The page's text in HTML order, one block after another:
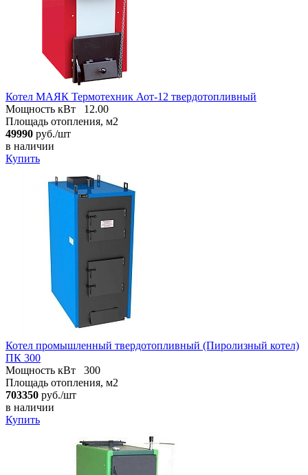
Котел МАЯК Термотехник Аот-12 твердотопливный
Мощность кВт
12.00
Площадь отопления, м2
49990 руб./шт
в наличии
Купить
Котел промышленный твердотопливный (Пиролизный котел)
ПК 300
Мощность кВт
300
Площадь отопления, м2
703350 руб./шт
в наличии
Купить